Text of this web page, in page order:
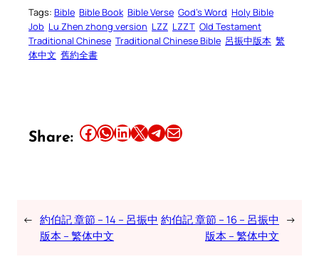
Tags: Bible Bible Book Bible Verse God’s Word Holy Bible
Job Lu Zhen zhong version LZZ LZZT Old Testament
Traditional Chinese Traditional Chinese Bible 呂振中版本 繁
体中文 舊約全書
Share: Share this article on Facebook Share this article on WhatsApp Share this article on LinkedIn Share this article on X Share this article on TelegramEmail this Article
← 約伯記 章節 – 14 – 呂振中
版本 – 繁体中文
約伯記 章節 – 16 – 呂振中
版本 – 繁体中文
→